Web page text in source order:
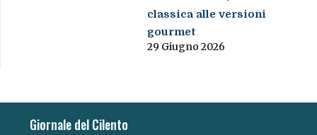
classica alle versioni
gourmet
29 Giugno 2026
Giornale del Cilento